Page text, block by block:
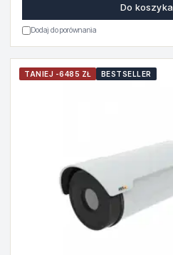
Do koszyka
Dodaj do porównania
TANIEJ -6485 ZŁ BESTSELLER